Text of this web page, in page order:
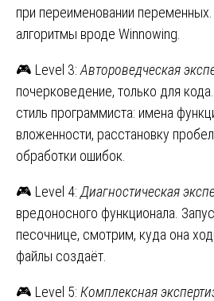
при переименовании
алгоритмы вроде Winnowing.
🎮 Level 3: Автороведческая
почерковедение, только для
стиль программиста: имена
вложенности, расстановку
обработки ошибок.
🎮 Level 4: Диагностическая
вредоносного функционала.
песочнице, смотрим, куда она
файлы создаёт.
🎮 Level 5: Комплексная